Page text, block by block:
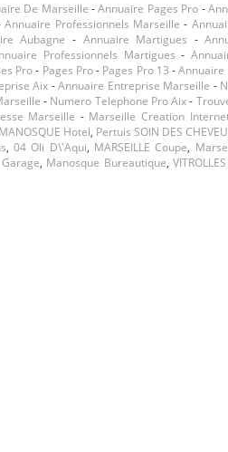
De Marseille -Annuaire Pages Pro -
Annuaire Professionnels Marseille -
Aubagne - Annuaire Martigues -
Professionnels Martigues -
Pro- Pages Pro- Pages Pro 13 -Annuaire
Aix -Annuaire Entreprise Marseille -
- Numero Telephone Pro Aix-
Marseille - Marseille Creation
MANOSQUE Hotel, Pertuis SOIN DES
,04 Oli D\'aqui, MARSEILLE Coupe,
, Manosque Bureautique,